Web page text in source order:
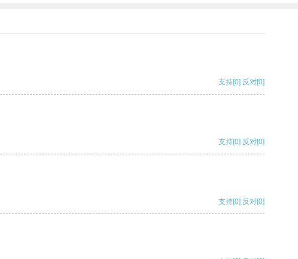
支持[0] 反对[0]
支持[0] 反对[0]
支持[0] 反对[0]